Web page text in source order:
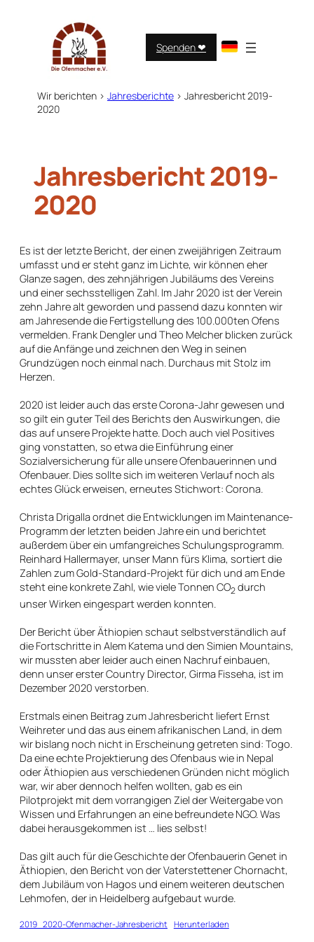
Spenden ❤︎
Wir berichten > Jahresberichte > Jahresbericht 2019-
2020
Jahresbericht 2019-
2020
Es ist der letzte Bericht, der einen zweijährigen Zeitraum
umfasst und er steht ganz im Lichte, wir können eher
Glanze sagen, des zehnjährigen Jubiläums des Vereins
und einer sechsstelligen Zahl. Im Jahr 2020 ist der Verein
zehn Jahre alt geworden und passend dazu konnten wir
am Jahresende die Fertigstellung des 100.000ten Ofens
vermelden. Frank Dengler und Theo Melcher blicken zurück
auf die Anfänge und zeichnen den Weg in seinen
Grundzügen noch einmal nach. Durchaus mit Stolz im
Herzen.
2020 ist leider auch das erste Corona-Jahr gewesen und
so gilt ein guter Teil des Berichts den Auswirkungen, die
das auf unsere Projekte hatte. Doch auch viel Positives
ging vonstatten, so etwa die Einführung einer
Sozialversicherung für alle unsere Ofenbauerinnen und
Ofenbauer. Dies sollte sich im weiteren Verlauf noch als
echtes Glück erweisen, erneutes Stichwort: Corona.
Christa Drigalla ordnet die Entwicklungen im Maintenance-
Programm der letzten beiden Jahre ein und berichtet
außerdem über ein umfangreiches Schulungsprogramm.
Reinhard Hallermayer, unser Mann fürs Klima, sortiert die
Zahlen zum Gold-Standard-Projekt für dich und am Ende
steht eine konkrete Zahl, wie viele Tonnen CO2durch
unser Wirken eingespart werden konnten.
Der Bericht über Äthiopien schaut selbstverständlich auf
die Fortschritte in Alem Katema und den Simien Mountains,
wir mussten aber leider auch einen Nachruf einbauen,
denn unser erster Country Director, Girma Fisseha, ist im
Dezember 2020 verstorben.
Erstmals einen Beitrag zum Jahresbericht liefert Ernst
Weihreter und das aus einem afrikanischen Land, in dem
wir bislang noch nicht in Erscheinung getreten sind: Togo.
Da eine echte Projektierung des Ofenbaus wie in Nepal
oder Äthiopien aus verschiedenen Gründen nicht möglich
war, wir aber dennoch helfen wollten, gab es ein
Pilotprojekt mit dem vorrangigen Ziel der Weitergabe von
Wissen und Erfahrungen an eine befreundete NGO. Was
dabei herausgekommen ist … lies selbst!
Das gilt auch für die Geschichte der Ofenbauerin Genet in
Äthiopien, den Bericht von der Vaterstettener Chornacht,
dem Jubiläum von Hagos und einem weiteren deutschen
Lehmofen, der in Heidelberg aufgebaut wurde.
2019_2020-Ofenmacher-Jahresbericht Herunterladen